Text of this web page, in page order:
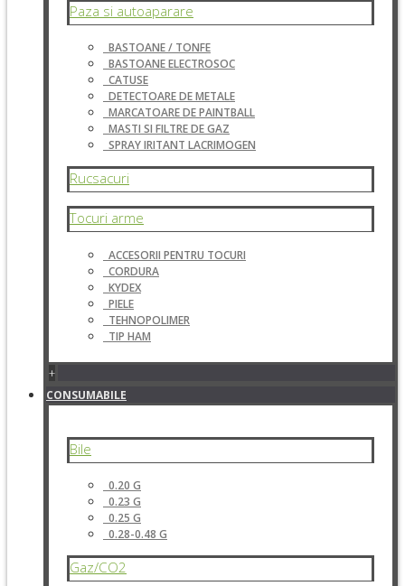
Paza si autoaparare
BASTOANE / TONFE
BASTOANE ELECTROSOC
CATUSE
DETECTOARE DE METALE
MARCATOARE DE PAINTBALL
MASTI SI FILTRE DE GAZ
SPRAY IRITANT LACRIMOGEN
Rucsacuri
Tocuri arme
ACCESORII PENTRU TOCURI
CORDURA
KYDEX
PIELE
TEHNOPOLIMER
TIP HAM
+
CONSUMABILE
Bile
0.20 G
0.23 G
0.25 G
0.28-0.48 G
Gaz/CO2